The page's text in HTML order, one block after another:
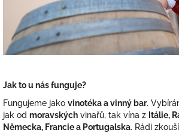
Jak to u nás funguje?
Fungujeme jako vinotéka a vinný bar.
jak od moravských vinařů, tak vína z Itálie,
Německa, Francie a Portugalska. Rádi